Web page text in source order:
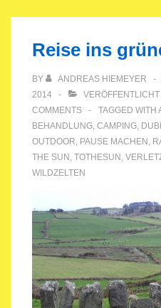
Reise ins
BY ANDREAS HIEMEYER
2014
VERÖFFENTLICHT
COMMENTS
TAGGED WITH
BEHANDLUNG, CAMPING,
OUTDOOR, PAUSE MACHEN ,
THE SUN , TOTHESUN ,
WILDZELTEN